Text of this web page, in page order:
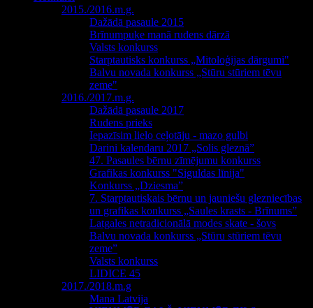
2015./2016.m.g.
Dažādā pasaule 2015
Brīnumpuķe manā rudens dārzā
Valsts konkurss
Starptautisks konkurss „Mitoloģijas dārgumi"
Balvu novada konkurss „Stūru stūriem tēvu
zeme"
2016./2017.m.g.
Dažādā pasaule 2017
Rudens prieks
Iepazīsim lielo ceļotāju - mazo gulbi
Darini kalendaru 2017 „Solis gleznā”
47. Pasaules bērnu zīmējumu konkurss
Grafikas konkurss "Siguldas līnija"
Konkurss „Dziesma”
7. Starptautiskais bērnu un jauniešu glezniecības
un grafikas konkurss „Saules krasts - Brīnums”
Latgales netradicionālā modes skate - šovs
Balvu novada konkurss „Stūru stūriem tēvu
zeme”
Valsts konkurss
LIDICE 45
2017./2018.m.g
Mana Latvija